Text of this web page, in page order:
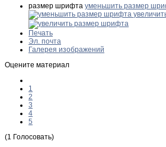
размер шрифта уменьшить размер
Печать
Эл. почта
Галерея изображений
Оцените материал
1
2
3
4
5
(1 Голосовать)